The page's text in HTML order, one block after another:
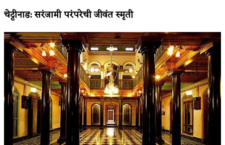
चेट्टीनाड:सरंजामी परंपरेची जीवंत स्मृती